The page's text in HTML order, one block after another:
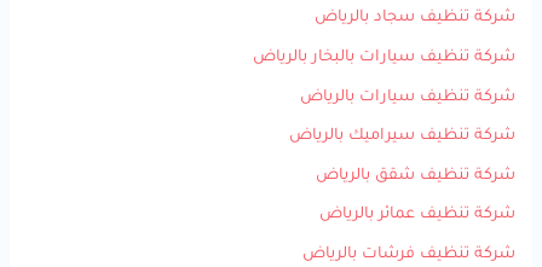
شركة تنظيف سجاد بالرياض
شركة تنظيف سيارات بالبخار بالرياض
شركة تنظيف سيارات بالرياض
شركة تنظيف سيراميك بالرياض
شركة تنظيف شقق بالرياض
شركة تنظيف عمائر بالرياض
شركة تنظيف فرشات بالرياض